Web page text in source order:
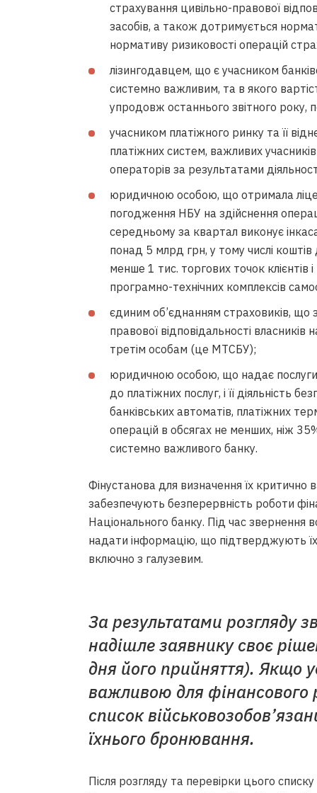
страхування цивільно-правової
засобів, а також дотримується
нормативу ризиковості операцій
лізингодавцем, що є учасником
системно важливим, та в якого
упродовж останнього звітного
учасником платіжного ринку та її
платіжних систем, важливих
операторів за результатами
юридичною особою, що отримала
погодження НБУ на здійснення
середньому за квартал виконує
понад 5 млрд грн, у тому числі
менше 1 тис. торгових точок
програмно-технічних комплексів
єдиним об’єднанням страховиків, що
правової відповідальності
третім особам (це МТСБУ);
юридичною особою, що надає
до платіжних послуг, і її діяльність
банківських автоматів, платіжних
операцій в обсягах не менших, ніж
системно важливого банку.
Фінустанова для визначення їх
забезпечують безперервність роботи
Національного банку. Під час звернення
надати інформацію, що підтверджують їх
включно з галузевим.
За результатами розгляду
надішле заявнику своє
дня його прийняття). Якщо
важливою для
список
їхнього бронювання.
Після розгляду та перевірки цього